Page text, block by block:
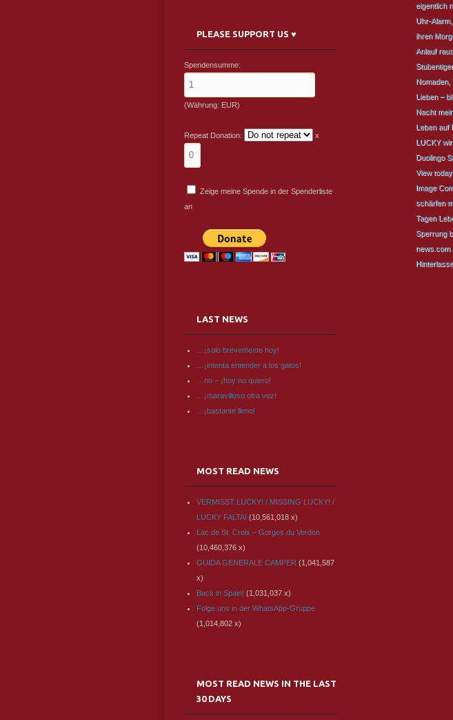
eigentlich
Uhr-Alarm,
ihren
Anlauf
Stubentiger
Nomaden,
Lieben –
Nacht
Leben auf
LUCKY
Duolingo
View
Image
schärfen
Tagen
Sperrung
news.com
PLEASE SUPPORT US ♥
Spendensumme:
(Währung: EUR)
Repeat Donation: x
Zeige meine Spende in der Spenderliste
an
LAST NEWS
…¡solo brevemente hoy!
…¡intenta entender a los gatos!
…no – ¡hoy no quiero!
…¡maravilloso otra vez!
…¡bastante lleno!
MOST READ NEWS
VERMISST LUCKY! / MISSING LUCKY! /
LUCKY FALTA! (10,561,018 x)
Lac de St. Croix – Gorges du Verdon
(10,460,376 x)
GUIDA GENERALE CAMPER (1,041,587
x)
Back in Spain! (1,031,037 x)
Folge uns in der WhatsApp-Gruppe
(1,014,802 x)
MOST READ NEWS IN THE LAST
30 DAYS